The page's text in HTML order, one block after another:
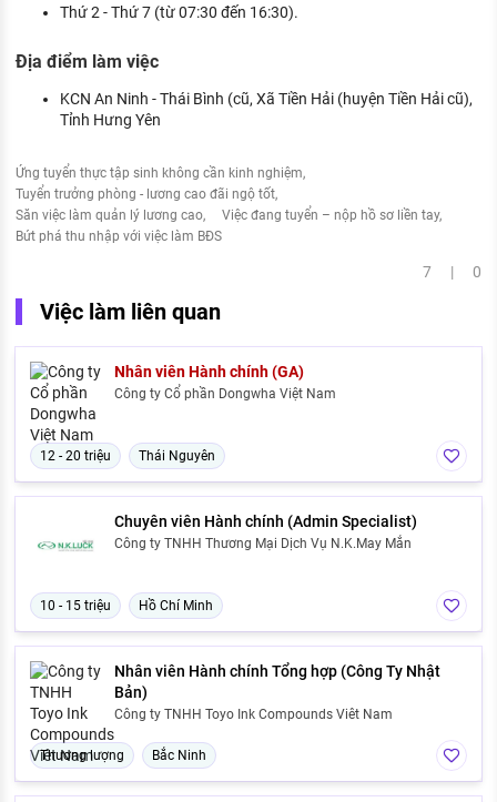
Thứ 2 - Thứ 7 (từ 07:30 đến 16:30).
Địa điểm làm việc
KCN An Ninh - Thái Bình (cũ, Xã Tiền Hải (huyện Tiền Hải cũ),
Tỉnh Hưng Yên
Ứng tuyển thực tập sinh không cần kinh nghiệm
Tuyển trưởng phòng - lương cao đãi ngộ tốt
Săn việc làm quản lý lương cao
Việc đang tuyển – nộp hồ sơ liền tay
Bứt phá thu nhập với việc làm BĐS
7 | 0
Việc làm liên quan
Nhân viên Hành chính (GA)
Công ty Cổ phần Dongwha Việt Nam
12 - 20 triệu Thái Nguyên
Chuyên viên Hành chính (Admin Specialist)
Công ty TNHH Thương Mại Dịch Vụ N.K.May Mắn
10 - 15 triệu Hồ Chí Minh
Nhân viên Hành chính Tổng hợp (Công Ty Nhật
Bản)
Công ty TNHH Toyo Ink Compounds Viêt Nam
Thương lượng Bắc Ninh